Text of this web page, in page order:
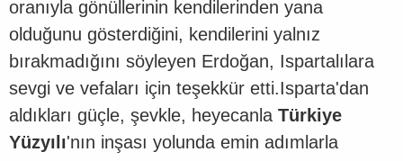
oranıyla gönüllerinin kendilerinden yana
olduğunu gösterdiğini, kendilerini yalnız
bırakmadığını söyleyen Erdoğan, Ispartalılara
sevgi ve vefaları için teşekkür etti.Isparta'dan
aldıkları güçle, şevkle, heyecanla Türkiye
Yüzyılı'nın inşası yolunda emin adımlarla